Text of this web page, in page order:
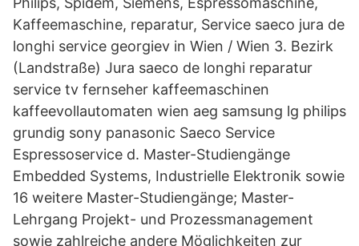
Kaffeemaschine, reparatur, Service saeco jura de
longhi service georgiev in Wien / Wien 3. Bezirk
(Landstraße) Jura saeco de longhi reparatur
service tv fernseher kaffeemaschinen
kaffeevollautomaten wien aeg samsung lg philips
grundig sony panasonic Saeco Service
Espressoservice d. Master-Studiengänge
Embedded Systems, Industrielle Elektronik sowie
16 weitere Master-Studiengänge; Master-
Lehrgang Projekt- und Prozessmanagement
sowie zahlreiche andere Möglichkeiten zur